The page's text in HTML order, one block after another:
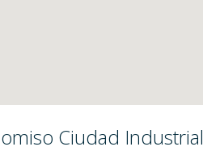
Ciudad Industrial